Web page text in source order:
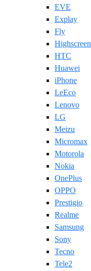
EVE
Explay
Fly
Highscreen
HTC
Huawei
iPhone
LeEco
Lenovo
LG
Meizu
Micromax
Motorola
Nokia
OnePlus
OPPO
Prestigio
Realme
Samsung
Sony
Tecno
Tele2